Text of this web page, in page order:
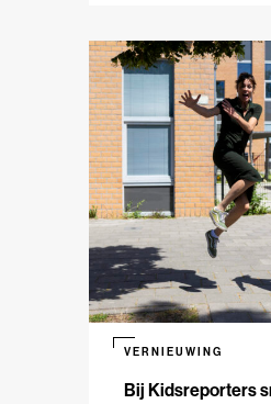
Bij Kidsreporters
VERNIEUWING